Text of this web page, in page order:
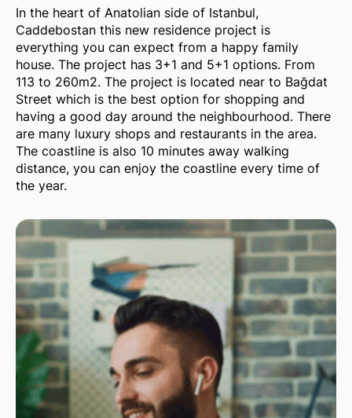
In the heart of Anatolian side of Istanbul,
Caddebostan this new residence project is
everything you can expect from a happy family
house. The project has 3+1 and 5+1 options. From
113 to 260m2. The project is located near to Bağdat
Street which is the best option for shopping and
having a good day around the neighbourhood. There
are many luxury shops and restaurants in the area.
The coastline is also 10 minutes away walking
distance, you can enjoy the coastline every time of
the year.